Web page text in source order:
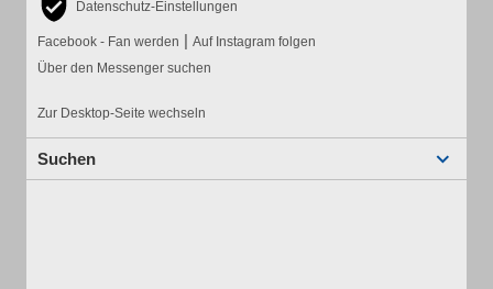
Datenschutz-Einstellungen
Facebook - Fan werden | Auf Instagram folgen
Über den Messenger suchen
Zur Desktop-Seite wechseln
Suchen